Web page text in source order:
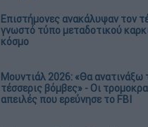
Επιστήμονες ανακάλυψαν τον
γνωστό τύπο μεταδοτικού
κόσμο
Μουντιάλ 2026: «Θα ανατινάξω
τέσσερις βόμβες» - Οι
απειλές που ερεύνησε το FBI